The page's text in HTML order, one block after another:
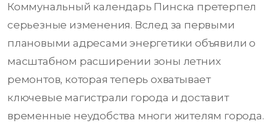
Коммунальный календарь Пинска претерпел
серьезные изменения. Вслед за первыми
плановыми адресами энергетики объявили о
масштабном расширении зоны летних
ремонтов, которая теперь охватывает
ключевые магистрали города и доставит
временные неудобства многи жителям города.